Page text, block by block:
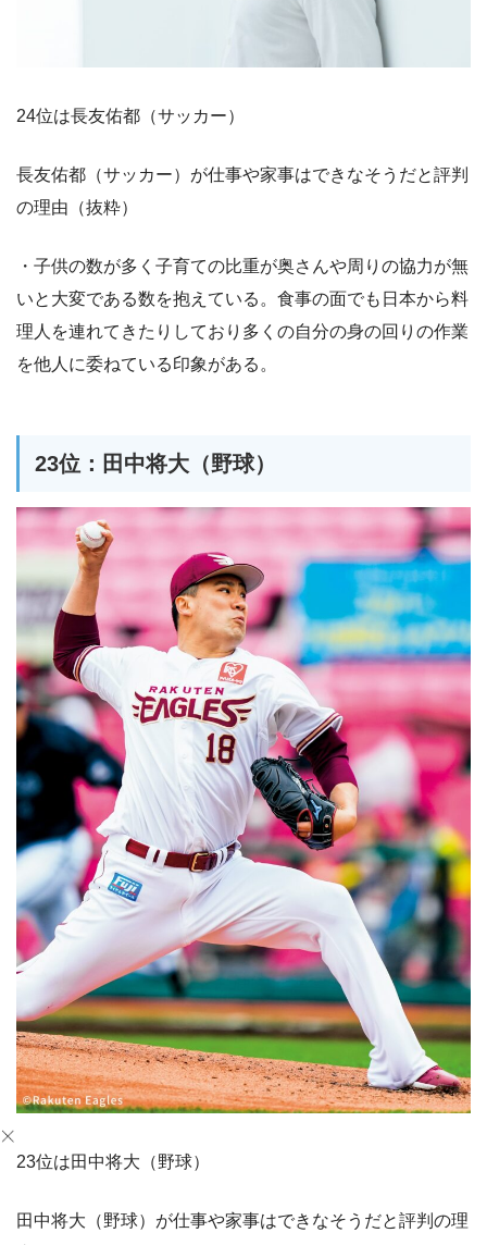
24位は長友佑都（サッカー）
長友佑都（サッカー）が仕事や家事はできなそうだと評判
の理由（抜粋）
・子供の数が多く子育ての比重が奥さんや周りの協力が無
いと大変である数を抱えている。食事の面でも日本から料
理人を連れてきたりしており多くの自分の身の回りの作業
を他人に委ねている印象がある。
23位：田中将大（野球）
23位は田中将大（野球）
田中将大（野球）が仕事や家事はできなそうだと評判の理